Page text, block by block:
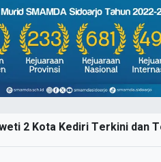
2 Kota Kediri Terkini dan